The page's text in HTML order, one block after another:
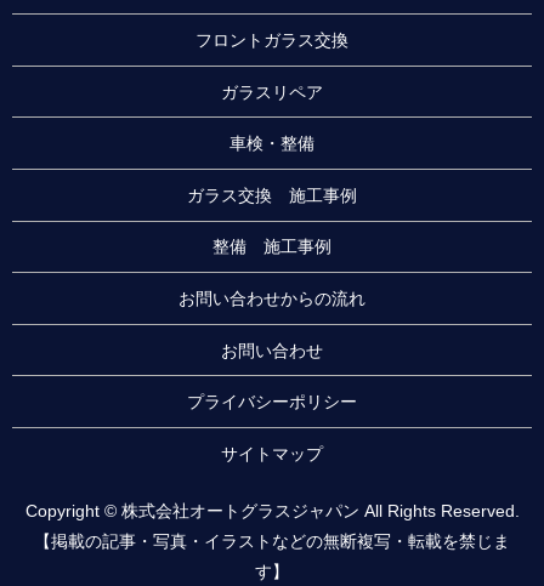
フロントガラス交換
ガラスリペア
車検・整備
ガラス交換 施工事例
整備 施工事例
お問い合わせからの流れ
お問い合わせ
プライバシーポリシー
サイトマップ
Copyright © 株式会社オートグラスジャパン All Rights Reserved.
【掲載の記事・写真・イラストなどの無断複写・転載を禁じま
す】